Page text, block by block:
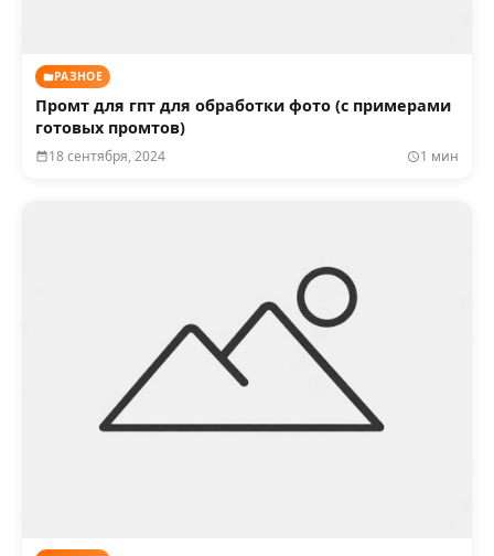
РАЗНОЕ
Промт для гпт для обработки фото (с примерами
готовых промтов)
18 сентября, 2024 1 мин